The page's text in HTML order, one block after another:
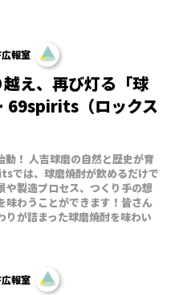
報室
え、再び灯る「球
69spirits（ロックス
！ 人吉球磨の自然と歴史が育
では、球磨焼酎が飲めるだけで
や製造プロセス、つくり手の想
味わうことができます！皆さん
りが詰まった球磨焼酎を味わい
報室